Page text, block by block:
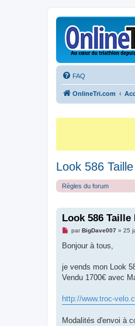
FAQ
OnlineTri.com
Look 586
Règles du forum
Look 586 Taille
M
s
g
n
l
parBigDave007» 25
Bonjour à tous,
je vends mon Look
Vendu 1700€ avec
http://www.troc-
Modalités d'envoi à